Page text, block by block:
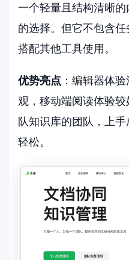
一个轻量且结构清晰
的选择。但它不包含
搭配其他工具使用。
优势亮点 ：编辑器体
观，移动端阅读体验
队知识库的团队，上
轻松。